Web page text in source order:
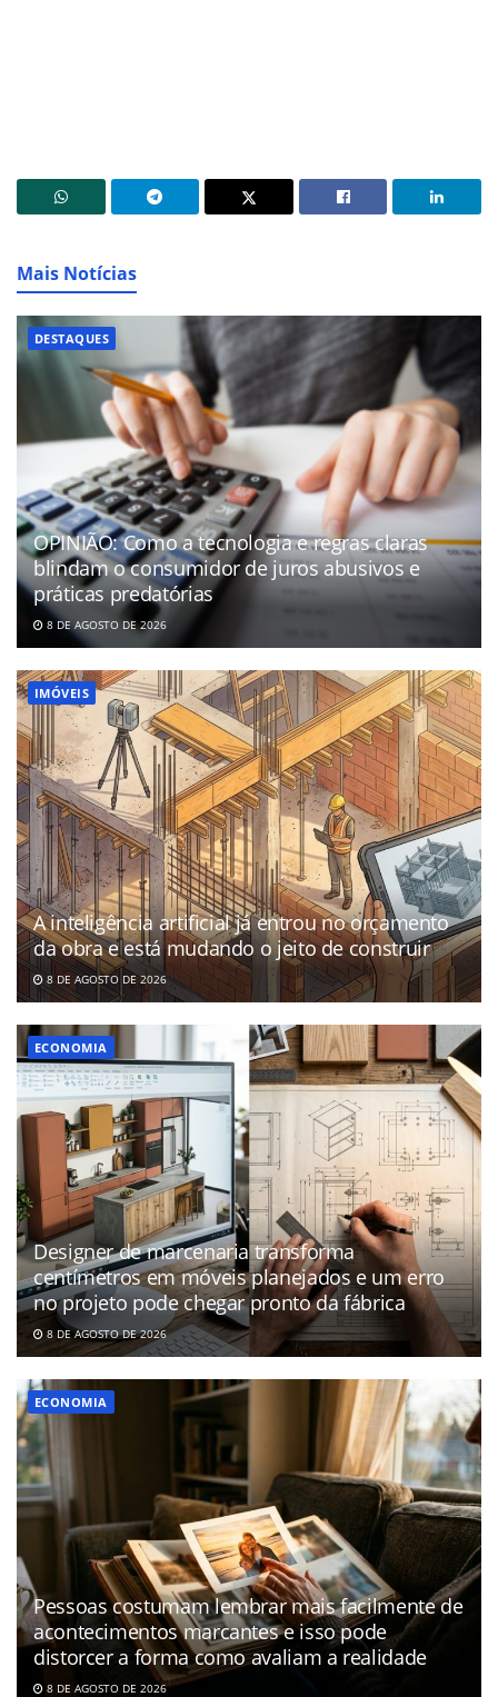
Mais Notícias
DESTAQUES
OPINIÃO: Como a tecnologia e regras claras
blindam o consumidor de juros abusivos e
práticas predatórias
8 DE AGOSTO DE 2026
IMÓVEIS
A inteligência artificial já entrou no orçamento
da obra e está mudando o jeito de construir
8 DE AGOSTO DE 2026
ECONOMIA
Designer de marcenaria transforma
centímetros em móveis planejados e um erro
no projeto pode chegar pronto da fábrica
8 DE AGOSTO DE 2026
ECONOMIA
Pessoas costumam lembrar mais facilmente de
acontecimentos marcantes e isso pode
distorcer a forma como avaliam a realidade
8 DE AGOSTO DE 2026